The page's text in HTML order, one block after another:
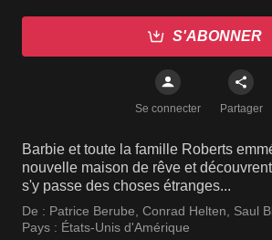
S'ABONNER
Se connecter Partager
Barbie et toute la famille Roberts
nouvelle maison de rêve et
s'y passe des choses étranges...
De : Patrice Berube Conrad Helten
Saul
Pays : États-Unis d'Amérique